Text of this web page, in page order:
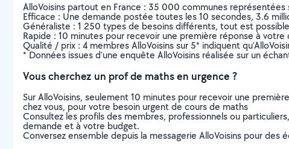
AlloVoisins partout en France : 35 000 communes représentées
Efficace : Une demande postée toutes les 10 secondes, 3.6
Généraliste : 1 250 types de besoins différents, tout est
Rapide : 10 minutes pour recevoir une première réponse à votre
Qualité / prix : 4 membres AlloVoisins sur 5* indiquent
* Données issues d’une enquête AlloVoisins réalisée sur un
Vous cherchez un prof de maths en urgence ?
Sur AlloVoisins, seulement 10 minutes pour recevoir une
chez vous, pour votre besoin urgent de cours de maths
Consultez les profils des membres, professionnels ou
demande et à votre budget.
Conversez ensemble depuis la messagerie AlloVoisins pour